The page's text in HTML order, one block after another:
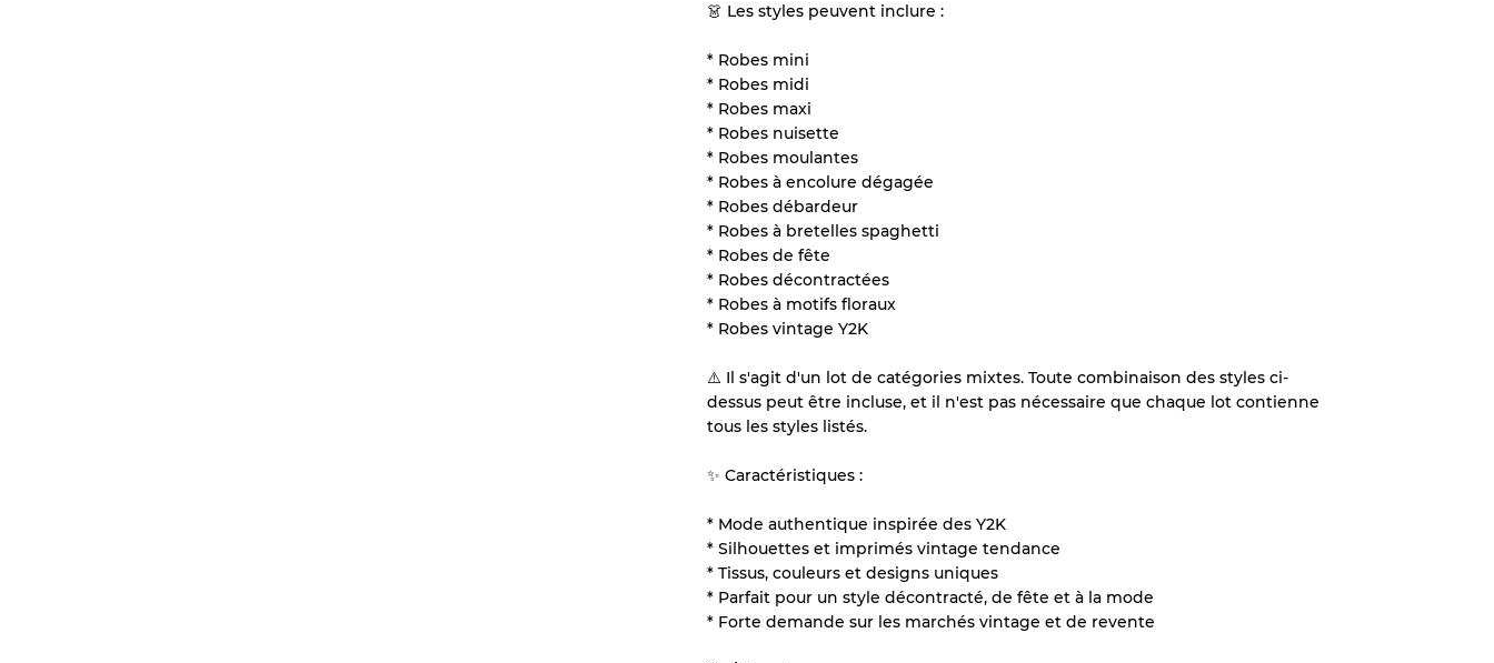
Qualité CUsure visible avec taches
Répartition pour ratios mixtes
Qualité AB
Qualité BC
Qualité ABC
👗 Les styles peuvent inclure :
* Robes mini
* Robes midi
* Robes maxi
* Robes nuisette
* Robes moulantes
* Robes à encolure dégagée
* Robes débardeur
* Robes à bretelles spaghetti
* Robes de fête
* Robes décontractées
* Robes à motifs floraux
* Robes vintage Y2K
⚠️ Il s'agit d'un lot de catégories mixtes. Toute combinaison des styles ci-
dessus peut être incluse, et il n'est pas nécessaire que chaque lot contienne
tous les styles listés.
✨ Caractéristiques :
* Mode authentique inspirée des Y2K
* Silhouettes et imprimés vintage tendance
* Tissus, couleurs et designs uniques
* Parfait pour un style décontracté, de fête et à la mode
* Forte demande sur les marchés vintage et de revente